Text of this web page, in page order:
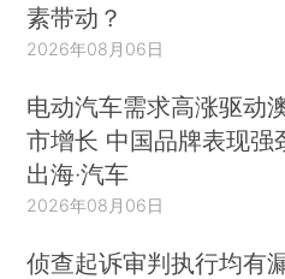
素带动？
2026年08月06日
电动汽车需求高涨驱动
市增长 中国品牌表现强
出海·汽车
2026年08月06日
侦查起诉审判执行均有